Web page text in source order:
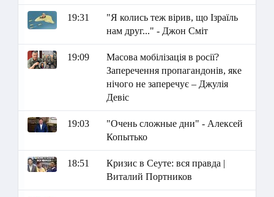
19:31
"Я колись теж вірив, що Ізраїль
нам друг..." - Джон Сміт
19:09
Масова мобілізація в росії?
Заперечення пропагандонів, яке
нічого не заперечує – Джулія
Девіс
19:03
"Очень сложные дни" - Алексей
Копытько
18:51
Кризис в Сеуте: вся правда |
Виталий Портников